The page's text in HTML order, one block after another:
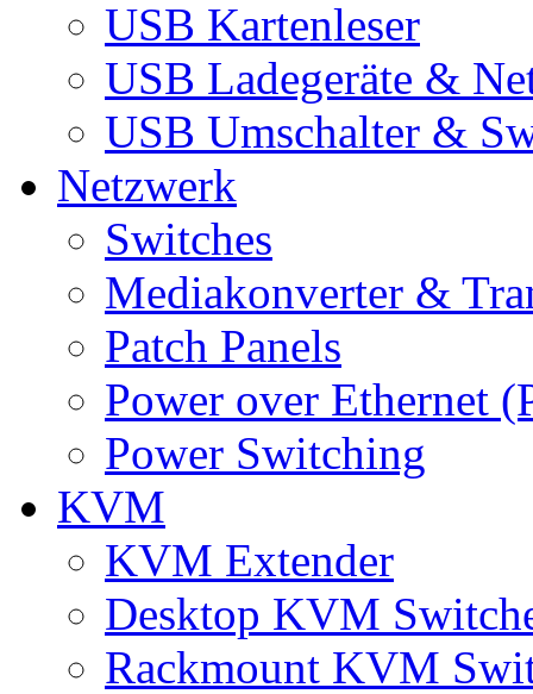
USB Kartenleser
USB Ladegeräte &
USB Umschalter &
Netzwerk
Switches
Mediakonverter &
Patch Panels
Power over Ethernet
Power Switching
KVM
KVM Extender
Desktop KVM
Rackmount KVM